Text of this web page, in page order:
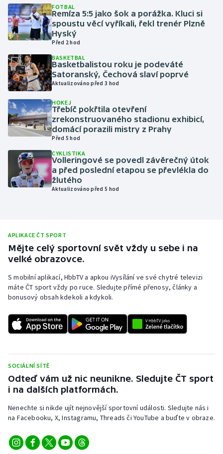
Lezení
Lyže a snowboard
Moderní pětiboj
Motorsport
Olympijské hry
Parasport
Plavání
Plážový volejbal
Rychlostní kanoistika
Sportovní střelba
Stolní tenis
Veslování
Vodní slalom
Volejbal
Ostatní
FOTBAL
Remíza 5:5 jako šok a porážka. Kluci si
spoustu věcí vyříkali, řekl trenér Plzně
Hyský
Před 2 hod
BASKETBAL
Basketbalistou roku je podeváté
Satoranský, Čechová slaví poprvé
Aktualizováno před 3 hod
HOKEJ
Třebíč pokřtila otevření
zrekonstruovaného stadionu exhibicí,
domácí porazili mistry z Prahy
Před 5 hod
CYKLISTIKA
Volleringové se povedl závěrečný útok
a před poslední etapou se převlékla do
žlutého
Aktualizováno před 5 hod
APLIKACE ČT SPORT
Mějte celý sportovní svět vždy u sebe i na
velké obrazovce.
S mobilní aplikací, HbbTV a apkou iVysílání ve své chytré televizi
máte ČT sport vždy po ruce. Sledujte přímé přenosy, články a
bonusový obsah kdekoli a kdykoli.
SOCIÁLNÍ SÍTĚ
Odteď vám už nic neunikne. Sledujte ČT sport
i na dalších platformách.
Nenechte si nikde ujít nejnovější sportovní události. Sledujte nás i
na Facebooku, X, Instagramu, Threads či YouTube a buďte v obraze.